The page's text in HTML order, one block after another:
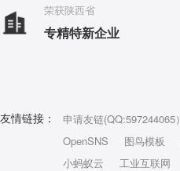
荣获陕西省
专精特新企业
友情链接： 申请友链(QQ:597244065）
OpenSNS
图鸟模板
小蚂蚁云
工业互联网